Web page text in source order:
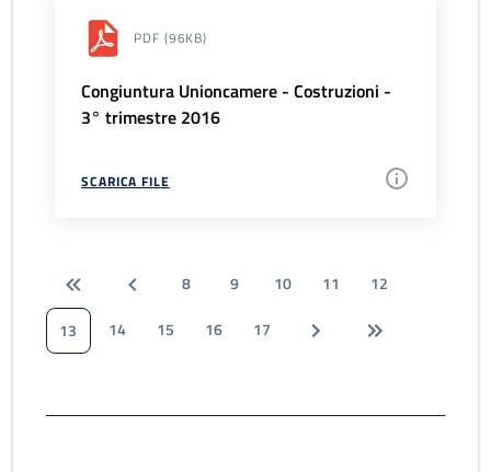
PDF (96KB)
Congiuntura Unioncamere - Costruzioni -
3° trimestre 2016
SCARICA FILE
8 9 10 11
12
13
14 15 16 17